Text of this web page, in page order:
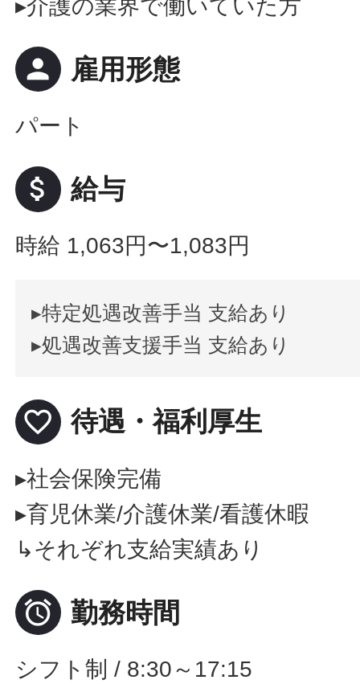
▸介護の業界で働いていた方
person 雇用形態
パート
attach_money 給与
時給 1,063円〜1,083円
▸特定処遇改善手当 支給あり
▸処遇改善支援手当 支給あり
favorite_border 待遇・福利厚生
▸社会保険完備
▸育児休業/介護休業/看護休暇
↳それぞれ支給実績あり
 勤務時間
シフト制 / 8:30～17:15